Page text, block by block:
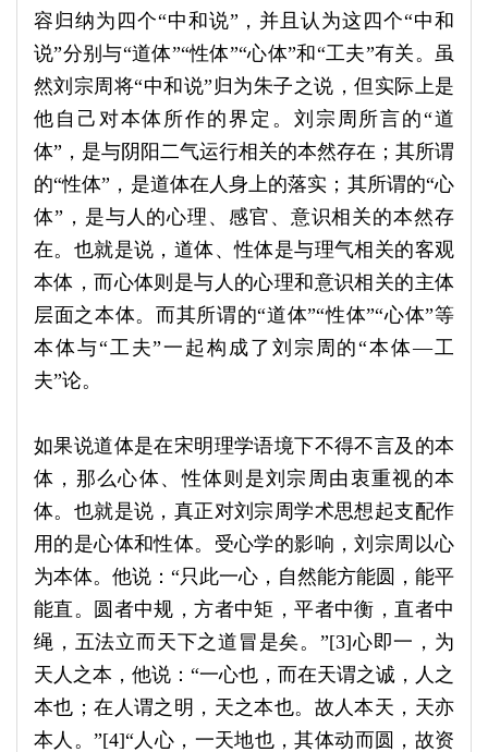
容归纳为四个“中和说”，并且认为这四个“中和
说”分别与“道体”“性体”“心体”和“工夫”有关。虽
然刘宗周将“中和说”归为朱子之说，但实际上是
他自己对本体所作的界定。刘宗周所言的“道
体”，是与阴阳二气运行相关的本然存在；其所谓
的“性体”，是道体在人身上的落实；其所谓的“心
体”，是与人的心理、感官、意识相关的本然存
在。也就是说，道体、性体是与理气相关的客观
本体，而心体则是与人的心理和意识相关的主体
层面之本体。而其所谓的“道体”“性体”“心体”等
本体与“工夫”一起构成了刘宗周的“本体—工
夫”论。
如果说道体是在宋明理学语境下不得不言及的本
体，那么心体、性体则是刘宗周由衷重视的本
体。也就是说，真正对刘宗周学术思想起支配作
用的是心体和性体。受心学的影响，刘宗周以心
为本体。他说：“只此一心，自然能方能圆，能平
能直。圆者中规，方者中矩，平者中衡，直者中
绳，五法立而天下之道冒是矣。”[3]心即一，为
天人之本，他说：“一心也，而在天谓之诚，人之
本也；在人谓之明，天之本也。故人本天，天亦
本人。”[4]“人心，一天地也，其体动而圆，故资